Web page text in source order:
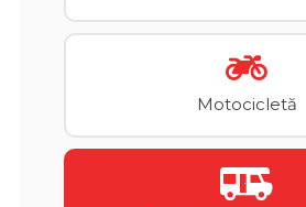
Motocicletă